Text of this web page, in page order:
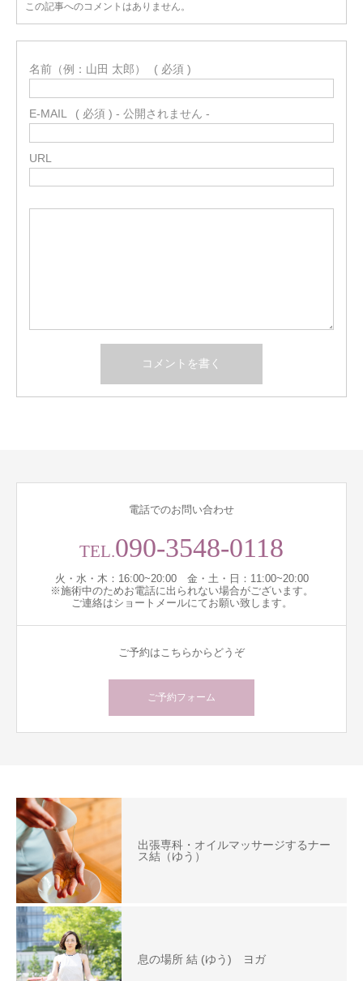
この記事へのコメントはありません。
名前（例：山田 太郎） ( 必須 )
E-MAIL ( 必須 ) - 公開されません -
URL
電話でのお問い合わせ
TEL.090-3548-0118
火・水・木：16:00~20:00 金・土・日：11:00~20:00
※施術中のためお電話に出られない場合がございます。
ご連絡はショートメールにてお願い致します。
ご予約はこちらからどうぞ
ご予約フォーム
出張専科・オイルマッサージするナー
ス結（ゆう）
息の場所 結 (ゆう) ヨガ